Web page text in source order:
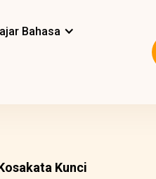
Bahasa
Kunci